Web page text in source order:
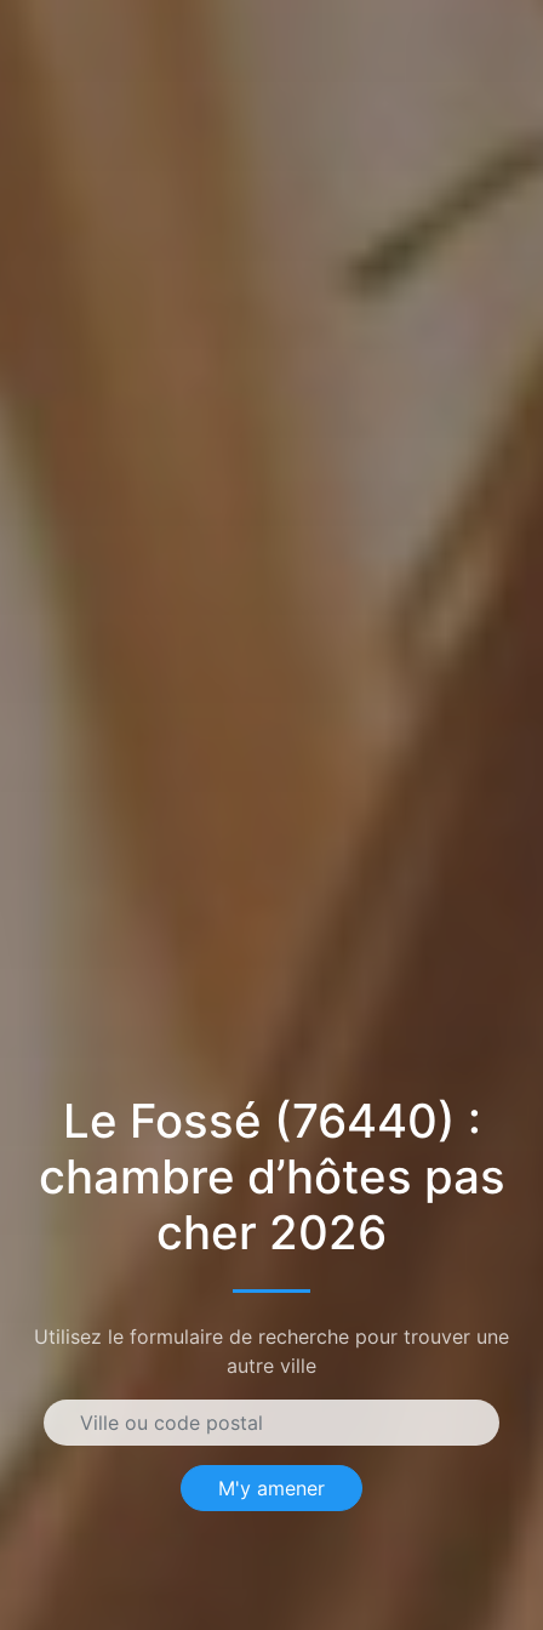
Le Fossé (76440) :
chambre d’hôtes pas
cher 2026
Utilisez le formulaire de recherche pour trouver une
autre ville
M'y amener